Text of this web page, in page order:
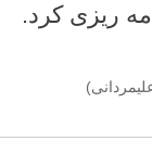
ریزی کرد.